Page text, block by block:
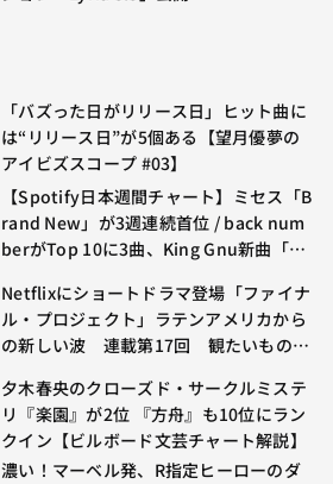
「バズった日がリリース日」ヒット曲に
は“リリース日”が5個ある【望月優夢の
アイビズスコープ #03】
【Spotify日本週間チャート】ミセス「B
rand New」が3週連続首位 / back num
berがTop 10に3曲、King Gnu新曲「G
年7/24〜7/30
Netflixにショートドラマ登場「ファイナ
ル・プロジェクト」ラテンアメリカから
の新しい波 連載第17回 観たいものが
夕木春央のクローズド・サークルミステ
リ『楽園』が2位 『方舟』も10位にラン
クイン【ビルボード文芸チャート解説】
濃い！マーベル発、R指定ヒーローのダ